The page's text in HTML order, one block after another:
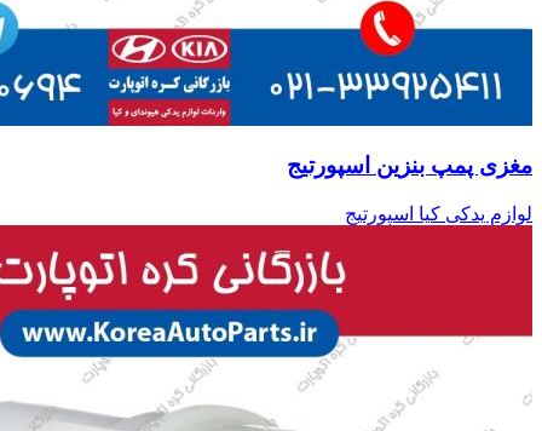
مغزی پمپ بنزین اسپورتیج
لوازم یدکی کیا اسپورتیج